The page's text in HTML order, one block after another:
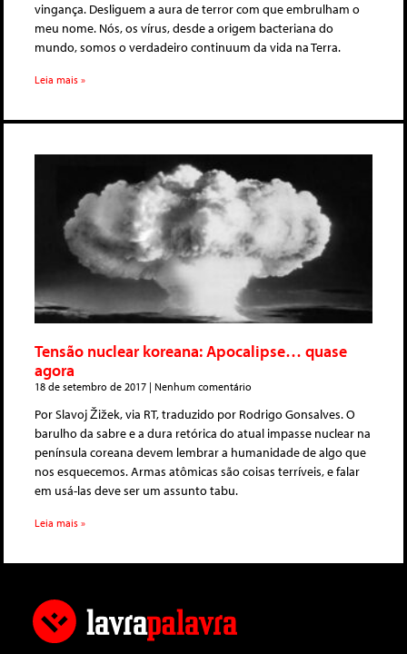
vingança. Desliguem a aura de terror com que embrulham o
meu nome. Nós, os vírus, desde a origem bacteriana do
mundo, somos o verdadeiro continuum da vida na Terra.
Leia mais »
Tensão nuclear koreana: Apocalipse… quase
agora
18 de setembro de 2017 Nenhum comentário
Por Slavoj Žižek, via RT, traduzido por Rodrigo Gonsalves. O
barulho da sabre e a dura retórica do atual impasse nuclear na
península coreana devem lembrar a humanidade de algo que
nos esquecemos. Armas atômicas são coisas terríveis, e falar
em usá-las deve ser um assunto tabu.
Leia mais »